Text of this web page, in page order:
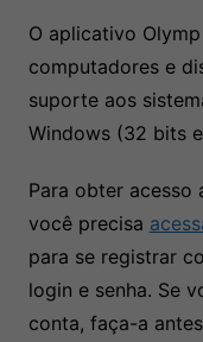
O aplicativo
computadores e
suporte aos
Windows (32 bits
Para obter acesso
você precisa
para se registrar
login e senha. Se
conta, faça-a